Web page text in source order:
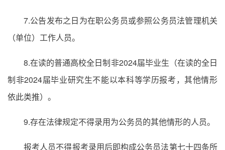
7.公告发布之日为在职公务员或参照公务员法管理机关
（单位）工作人员。
8.在读的普通高校全日制非2024届毕业生（在读的全日
制非2024届毕业研究生不能以本科等学历报考，其他情形
依此类推）。
9.存在法律规定不得录用为公务员的其他情形的人员。
报考人员不得报考录用后即构成公务员法第七十四条所